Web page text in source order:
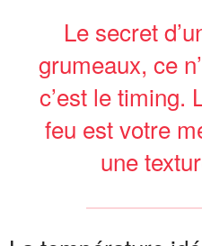
Le secret
grumeaux, ce
c’est le timing.
feu est votre
une